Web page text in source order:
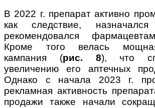
В 2022 г. препарат активно
как следствие,
рекомендовался
Кроме того велась
кампания (рис. 8), что
увеличению его аптечных
Однако с начала 2023 г.
рекламная активность
продажи также начали